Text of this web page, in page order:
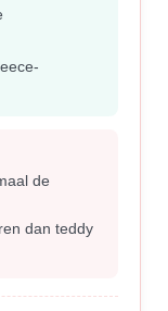
de
dan teddy